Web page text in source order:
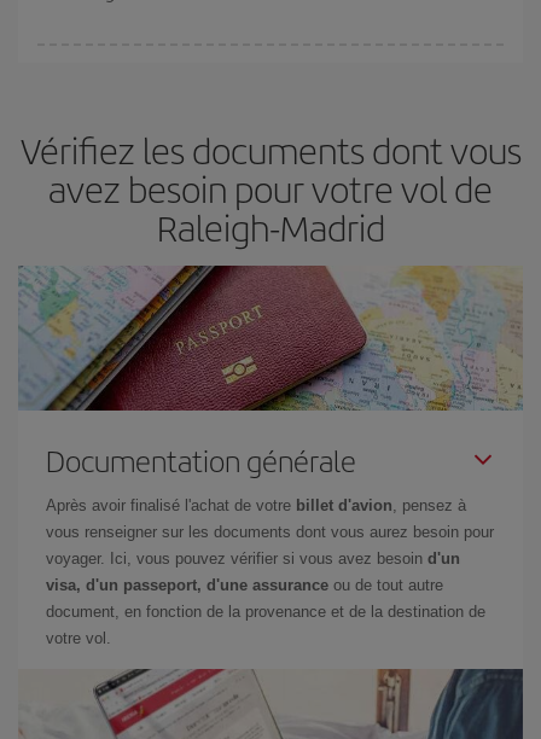
billets, plus vous bénéficiez de prix économiques. De plus, en
restant flexible sur les dates et les horaires de vol lors de votre
recherche, vous pourrezchoisir le prix le plus économique.
Vérifiez les documents dont vous
avez besoin pour votre vol de
Raleigh-Madrid
Documentation générale
Après avoir finalisé l'achat de votre billet d'avion, pensez à
vous renseigner sur les documents dont vous aurez besoin pour
voyager. Ici, vous pouvez vérifier si vous avez besoin d'un
visa, d'un passeport, d'une assurance ou de tout autre
document, en fonction de la provenance et de la destination de
votre vol.